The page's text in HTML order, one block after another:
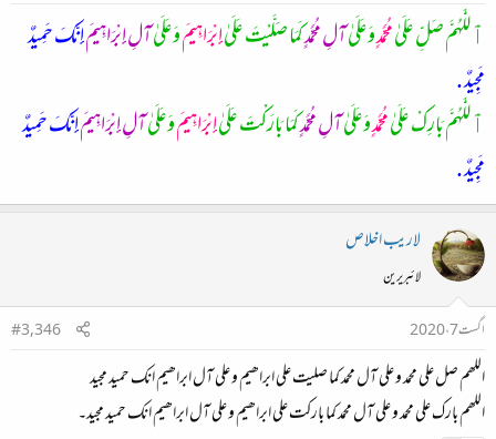
ٱللَّٰهُمَّ صَلِّ عَلَىٰمُحَمَّدٍوَعَلَىٰآلِ مُحَمَّدٍكَمَا صَلَّيْتَ عَلَىٰإِبْرَاهِيمَوَعَلَىٰآلِ إِبْرَاهِيمَإِنَّكَ حَمِيدٌ
مَجِيدٌ .
ٱللَّٰهُمَّ بَارِكْ عَلَىٰمُحَمَّدٍوَعَلَىٰآلِ مُحَمَّدٍكَمَا بَارَكْتَ عَلَىٰإِبْرَاهِيمَوَعَلَىٰآلِ إِبْرَاهِيمَإِنَّكَ حَمِيدٌ
مَجِيدٌ .
لاريب اخلاص
لائبریرین
اگست 7، 2020
#3,346
اللھم صل علی محمد و علی آل محمد کما صلیت علی ابراھیم و علی آل ابراھیم انك حمید مجید
اللھم بارك علی محمد و علی آل محمد کما بارکت علی ابراھیم و علی آل ابراھیم انك حمید مجید۔